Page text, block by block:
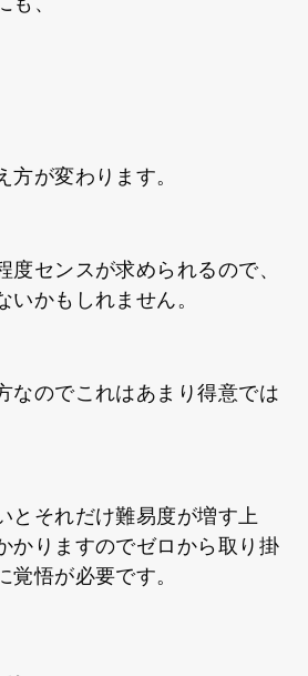
も、
方が変わります。
度センスが求められるので、
いかもしれません。
なのでこれはあまり得意では
とそれだけ難易度が増す上
かりますのでゼロから取り掛
覚悟が必要です。